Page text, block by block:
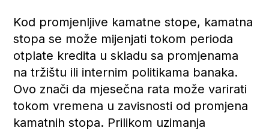
Kod promjenljive kamatne stope, kamatna
stopa se može mijenjati tokom perioda
otplate kredita u skladu sa promjenama
na tržištu ili internim politikama banaka.
Ovo znači da mjesečna rata može varirati
tokom vremena u zavisnosti od promjena
kamatnih stopa. Prilikom uzimanja